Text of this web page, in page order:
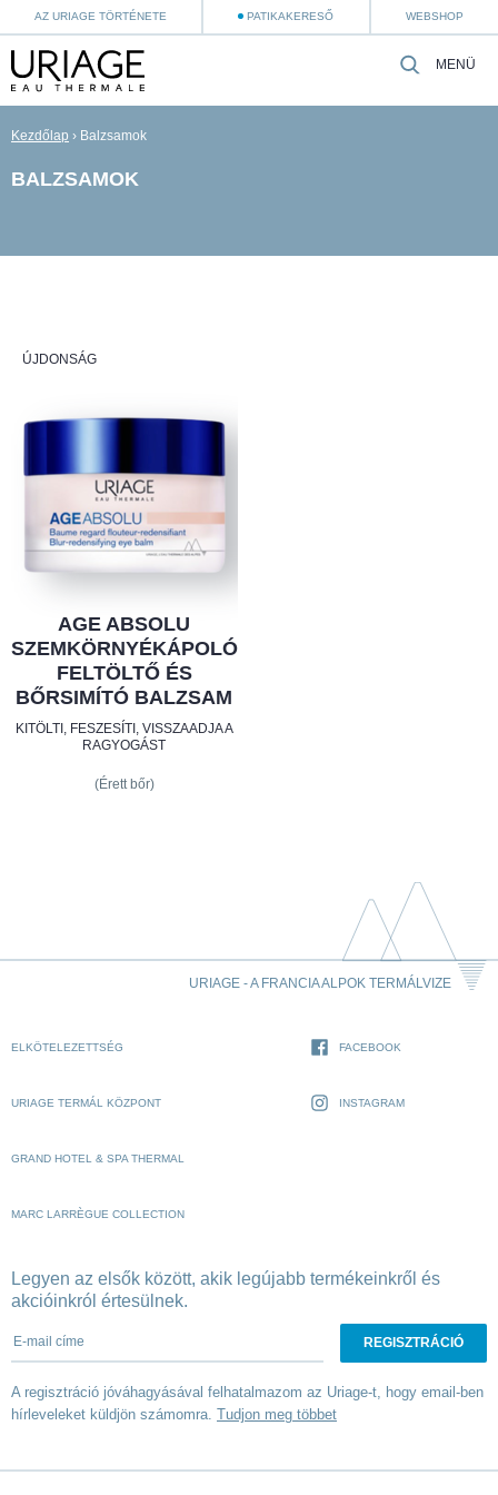
AZ URIAGE TÖRTÉNETE PATIKAKERESŐ WEBSHOP
MENÜ
Kezdőlap › Balzsamok
BALZSAMOK
ÚJDONSÁG
AGE ABSOLU
SZEMKÖRNYÉKÁPOLÓ
FELTÖLTŐ ÉS
BŐRSIMÍTÓ BALZSAM
KITÖLTI, FESZESÍTI, VISSZAADJA A
RAGYOGÁST
(Érett bőr)
URIAGE - A FRANCIA ALPOK TERMÁLVIZE
ELKÖTELEZETTSÉG
URIAGE TERMÁL KÖZPONT
GRAND HOTEL & SPA THERMAL
MARC LARRÈGUE COLLECTION
FACEBOOK
INSTAGRAM
Legyen az elsők között, akik legújabb termékeinkről és
akcióinkról értesülnek.
E-mail címe
A regisztráció jóváhagyásával felhatalmazom az Uriage-t, hogy email-ben
hírleveleket küldjön számomra. Tudjon meg többet